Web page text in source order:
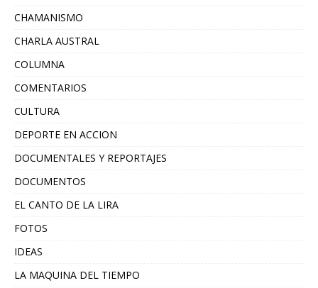
CHAMANISMO
CHARLA AUSTRAL
COLUMNA
COMENTARIOS
CULTURA
DEPORTE EN ACCION
DOCUMENTALES Y REPORTAJES
DOCUMENTOS
EL CANTO DE LA LIRA
FOTOS
IDEAS
LA MAQUINA DEL TIEMPO